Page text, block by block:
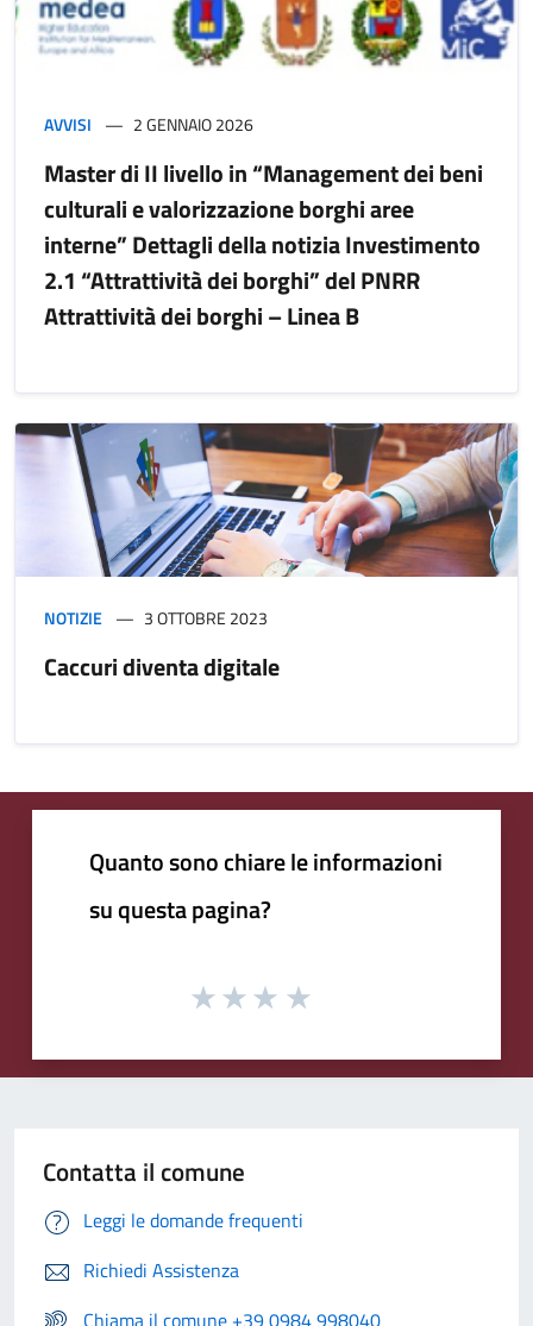
AVVISI 2 GENNAIO 2026
Master di II livello in “Management dei beni
culturali e valorizzazione borghi aree
interne” Dettagli della notizia Investimento
2.1 “Attrattività dei borghi” del PNRR
Attrattività dei borghi – Linea B
NOTIZIE 3 OTTOBRE 2023
Caccuri diventa digitale
Quanto sono chiare le informazioni
su questa pagina?
Contatta il comune
Leggi le domande frequenti
Richiedi Assistenza
Chiama il comune +39 0984 998040